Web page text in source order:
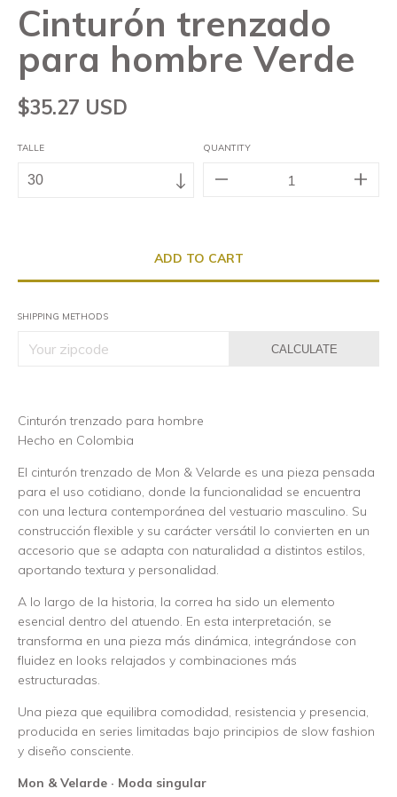
Cinturón trenzado
para hombre Verde
$35.27 USD
TALLE QUANTITY
SHIPPING METHODS
CALCULATE
Cinturón trenzado para hombre
Hecho en Colombia
El cinturón trenzado de Mon & Velarde es una pieza pensada
para el uso cotidiano, donde la funcionalidad se encuentra
con una lectura contemporánea del vestuario masculino. Su
construcción flexible y su carácter versátil lo convierten en un
accesorio que se adapta con naturalidad a distintos estilos,
aportando textura y personalidad.
A lo largo de la historia, la correa ha sido un elemento
esencial dentro del atuendo. En esta interpretación, se
transforma en una pieza más dinámica, integrándose con
fluidez en looks relajados y combinaciones más
estructuradas.
Una pieza que equilibra comodidad, resistencia y presencia,
producida en series limitadas bajo principios de slow fashion
y diseño consciente.
Mon & Velarde · Moda singular